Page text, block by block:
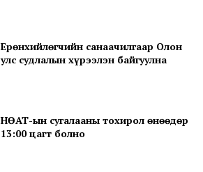
Ерөнхийлөгчийн санаачилгаар Олон
улс судлалын хүрээлэн байгуулна
НӨАТ-ын сугалааны тохирол өнөөдөр
13:00 цагт болно